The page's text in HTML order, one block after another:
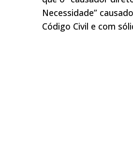
Necessidade”
Código Civil e com